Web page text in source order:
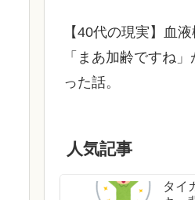
【40代の現実】血
「まあ加齢ですね
った話。
人気記事
タイ